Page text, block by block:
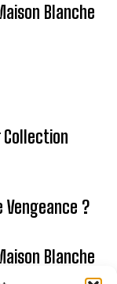
Blanche
?
Blanche